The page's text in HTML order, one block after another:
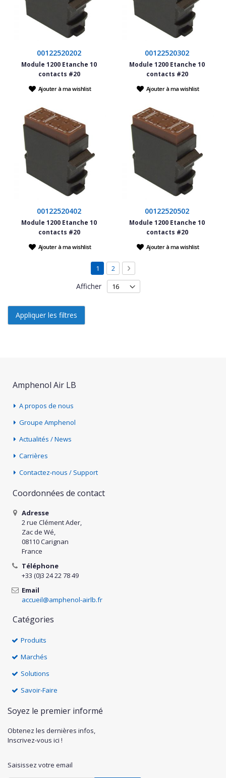
00122520202
Module 1200 Etanche 10
contacts #20
Ajouter à ma wishlist
00122520302
Module 1200 Etanche 10
contacts #20
Ajouter à ma wishlist
00122520402
Module 1200 Etanche 10
contacts #20
Ajouter à ma wishlist
00122520502
Module 1200 Etanche 10
contacts #20
Ajouter à ma wishlist
Page
Vous lisez actuellement la page
1 Page
2 Page
Suivant
Afficher
Appliquer les filtres
Amphenol Air LB
A propos de nous
Groupe Amphenol
Actualités / News
Carrières
Contactez-nous / Support
Coordonnées de contact
Adresse
2 rue Clément Ader,
Zac de Wé,
08110 Carignan
France
Téléphone
+33 (0)3 24 22 78 49
Email
accueil@amphenol-airlb.fr
Catégories
Produits
Marchés
Solutions
Savoir-Faire
Soyez le premier informé
Obtenez les dernières infos,
Inscrivez-vous ici !
Saisissez votre email